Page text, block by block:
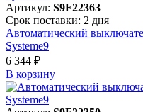
Артикул: S9F22363
Срок поставки: 2 дня
Автоматический
Systeme9
6 344 ₽
В корзинy